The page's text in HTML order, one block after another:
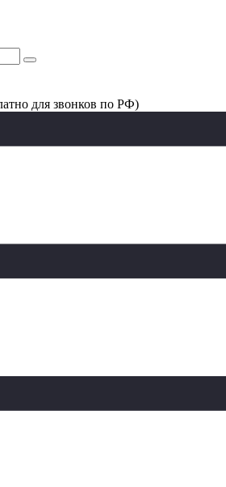
для звонков по РФ)